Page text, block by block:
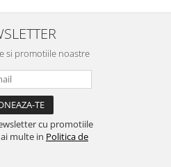
si promotiile noastre
cu promotiile
multe in Politica de